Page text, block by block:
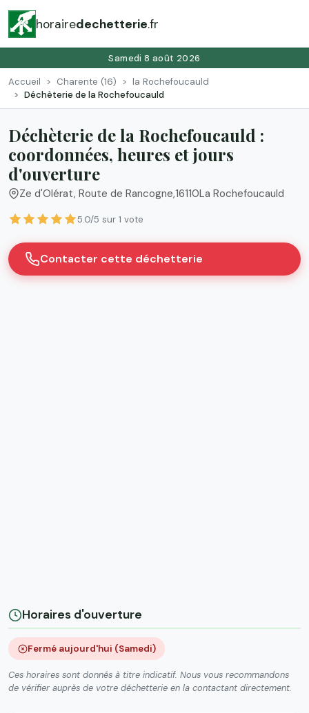
horairedechetterie.fr
Samedi 8 août 2026
Accueil Charente (16)
la Rochefoucauld
Déchèterie de la Rochefoucauld
Déchèterie de la Rochefoucauld :
coordonnées, heures et jours
d'ouverture
Ze d'Olérat, Route de Rancogne,16110La Rochefoucauld
5.0/5 sur 1 vote
Contacter cette déchetterie
Horaires d'ouverture
Fermé aujourd'hui (Samedi)
Ces horaires sont donnés à titre indicatif. Nous vous recommandons
de vérifier auprès de votre déchetterie en la contactant directement.